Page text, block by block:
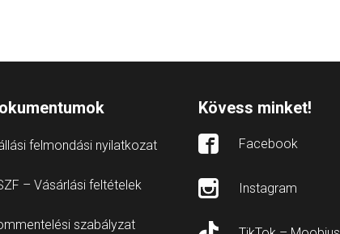
felmondási nyilatkozat
– Vásárlási feltételek
szabályzat
Kövess minket!
Facebook
Instagram